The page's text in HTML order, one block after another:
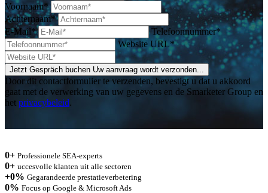
Voornaam*
Achternaam*
E-Mail*
Telefoonnummer*
Website URL*
Jetzt Gespräch buchen Uw aanvraag wordt verzonden...
Door dit contactformulier te verzenden, bevestigt u dat u akkoord
gaat met de verwerking van uw gegevens en de Smarketer Group en
het privacybeleid.
0+ Professionele SEA-experts
0+ uccesvolle klanten uit alle sectoren
+0% Gegarandeerde prestatieverbetering
0% Focus op Google & Microsoft Ads